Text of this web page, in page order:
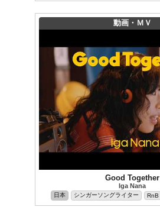
動画・ＭＶ
Good Together
Iga Nana
日本 シンガーソングライター RnB